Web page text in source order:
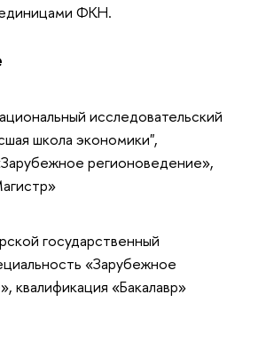
ФКН.
исследовательский
школа экономики",
регионоведение»,
государственный
«Зарубежное
квалификация «Бакалавр»